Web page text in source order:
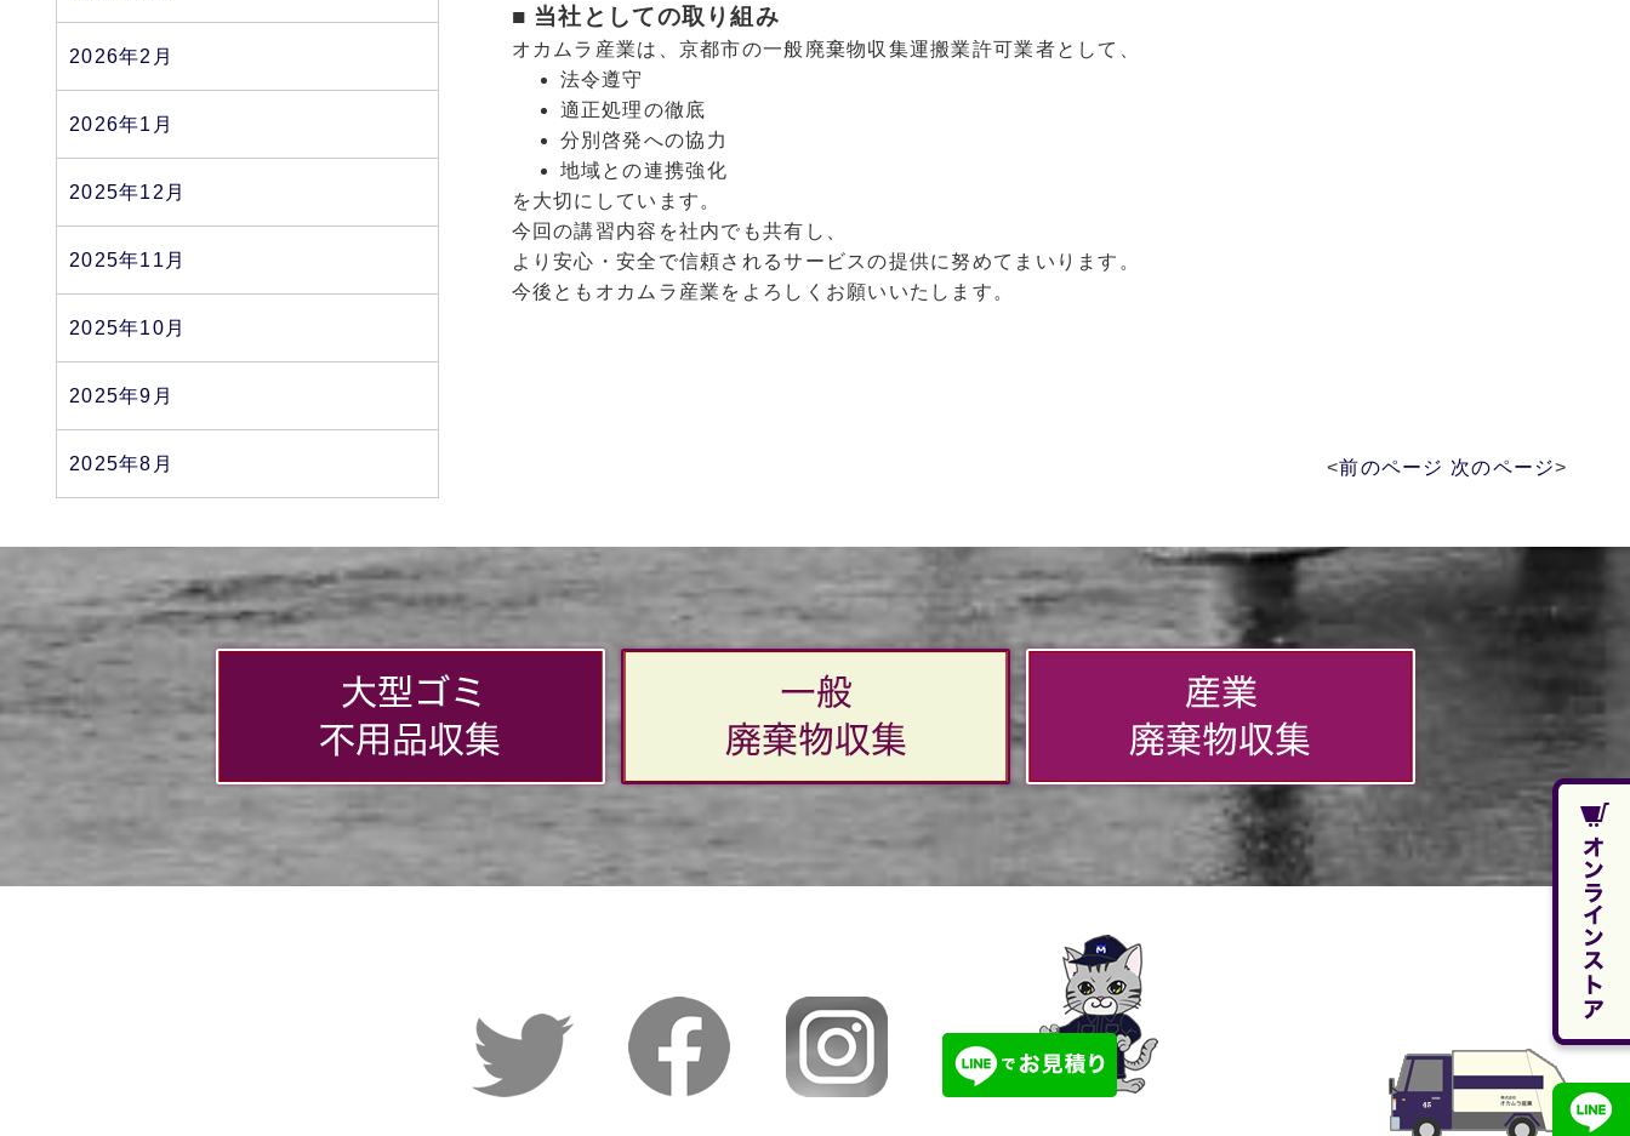
■ 当社としての取り組み
オカムラ産業は、京都市の一般廃棄物収集運搬業許可業者として、
法令遵守
適正処理の徹底
分別啓発への協力
地域との連携強化
を大切にしています。
今回の講習内容を社内でも共有し、
より安心・安全で信頼されるサービスの提供に努めてまいります。
今後ともオカムラ産業をよろしくお願いいたします。
<前のページ 次のページ>
2026年2月
2026年1月
2025年12月
2025年11月
2025年10月
2025年9月
2025年8月